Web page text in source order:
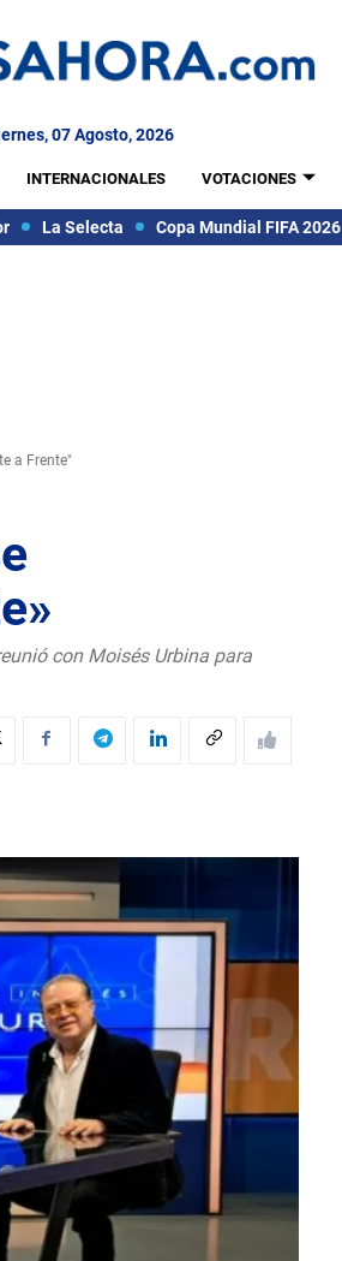
07 Agosto, 2026
INTERNACIONALES VOTACIONES
La Selecta Copa Mundial FIFA 2026
a Frente"
con Moisés Urbina para